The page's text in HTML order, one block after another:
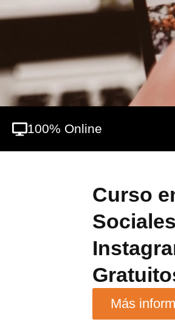
rendimiento en
basada en una
100% Online
Curso
Más